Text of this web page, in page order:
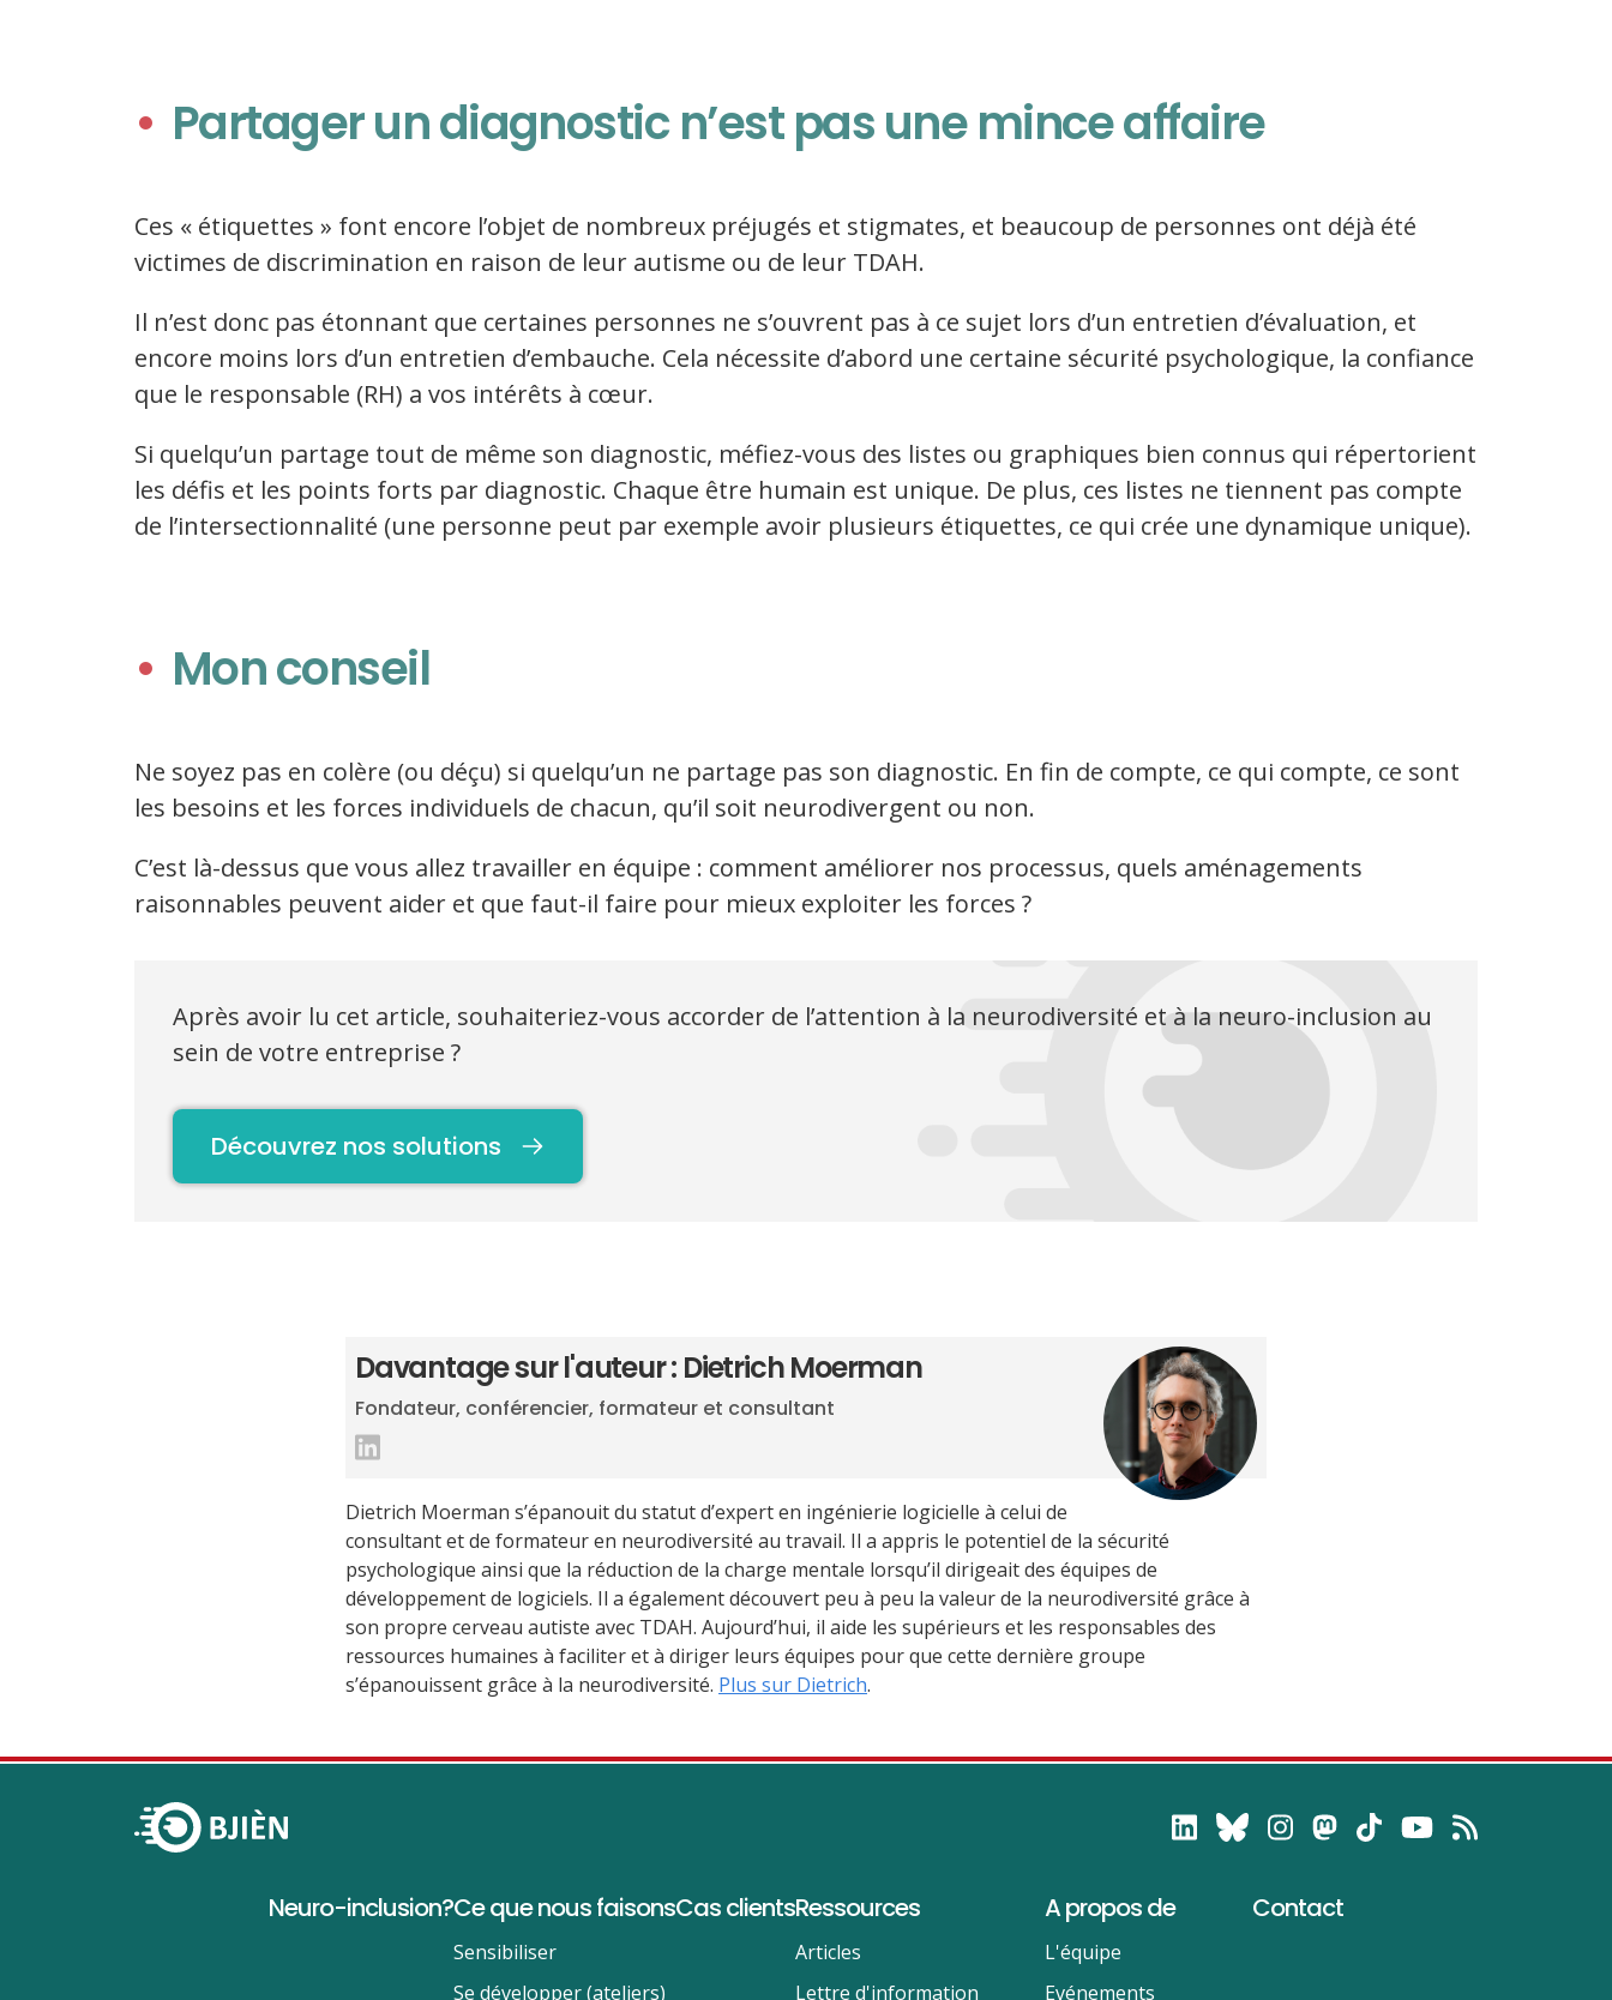
Partager un diagnostic n’est pas une mince affaire
Ces « étiquettes » font encore l’objet de nombreux préjugés et stigmates, et beaucoup de personnes ont déjà été
victimes de discrimination en raison de leur autisme ou de leur TDAH.
Il n’est donc pas étonnant que certaines personnes ne s’ouvrent pas à ce sujet lors d’un entretien d’évaluation, et
encore moins lors d’un entretien d’embauche. Cela nécessite d’abord une certaine sécurité psychologique, la confiance
que le responsable (RH) a vos intérêts à cœur.
Si quelqu’un partage tout de même son diagnostic, méfiez-vous des listes ou graphiques bien connus qui répertorient
les défis et les points forts par diagnostic. Chaque être humain est unique. De plus, ces listes ne tiennent pas compte
de l’intersectionnalité (une personne peut par exemple avoir plusieurs étiquettes, ce qui crée une dynamique unique).
Mon conseil
Ne soyez pas en colère (ou déçu) si quelqu’un ne partage pas son diagnostic. En fin de compte, ce qui compte, ce sont
les besoins et les forces individuels de chacun, qu’il soit neurodivergent ou non.
C’est là-dessus que vous allez travailler en équipe : comment améliorer nos processus, quels aménagements
raisonnables peuvent aider et que faut-il faire pour mieux exploiter les forces ?
Après avoir lu cet article, souhaiteriez-vous accorder de l’attention à la neurodiversité et à la neuro-inclusion au
sein de votre entreprise ?
Découvrez nos solutions
Davantage sur l'auteur : Dietrich Moerman
Fondateur, conférencier, formateur et consultant
Dietrich Moerman s’épanouit du statut d’expert en ingénierie logicielle à celui de
consultant et de formateur en neurodiversité au travail. Il a appris le potentiel de la sécurité
psychologique ainsi que la réduction de la charge mentale lorsqu’il dirigeait des équipes de
développement de logiciels. Il a également découvert peu à peu la valeur de la neurodiversité grâce à
son propre cerveau autiste avec TDAH. Aujourd’hui, il aide les supérieurs et les responsables des
ressources humaines à faciliter et à diriger leurs équipes pour que cette dernière groupe
s’épanouissent grâce à la neurodiversité. Plus sur Dietrich.
Neuro-inclusion?Ce que nous faisons
Sensibiliser
Se développer (ateliers)
Cas clientsRessources
Articles
Lettre d'information
A propos de
L'équipe
Evénements
Contact